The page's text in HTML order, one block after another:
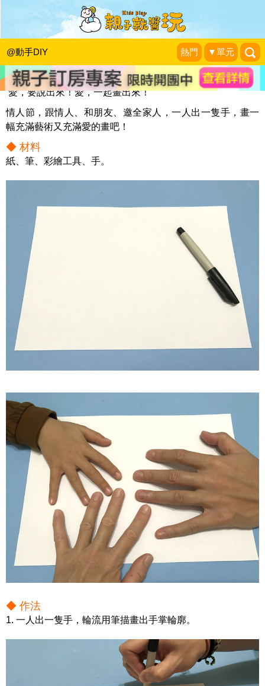
@動手DIY 熱門 ▼單元
愛的手掌畫
KidsPlay編輯室
愛，要說出來！愛，一起畫出來！
情人節，跟情人、和朋友、邀全家人，一人出一隻手，畫一
幅充滿藝術又充滿愛的畫吧！
◆ 材料
紙、筆、彩繪工具、手。
◆ 作法
1. 一人出一隻手，輪流用筆描畫出手掌輪廓。